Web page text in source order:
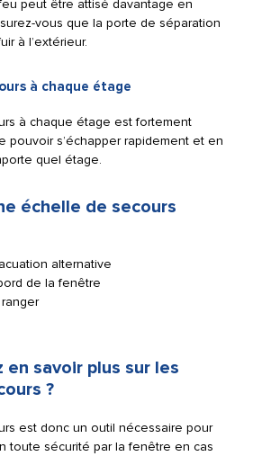
peut être attisé davantage en
vous que la porte de séparation
à l’extérieur.
à chaque étage
à chaque étage est fortement
pouvoir s’échapper rapidement et en
quel étage.
échelle de secours
alternative
de la fenêtre
savoir plus sur les
?
est donc un outil nécessaire pour
toute sécurité par la fenêtre en cas